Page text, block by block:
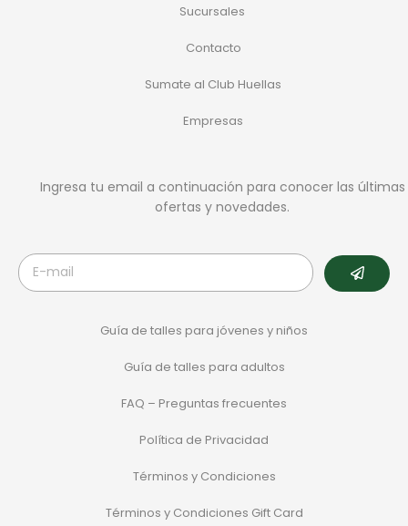
Sucursales
Contacto
Sumate al Club Huellas
Empresas
Ingresa tu email a continuación para conocer las últimas
ofertas y novedades.
Guía de talles para jóvenes y niños
Guía de talles para adultos
FAQ – Preguntas frecuentes
Política de Privacidad
Términos y Condiciones
Términos y Condiciones Gift Card